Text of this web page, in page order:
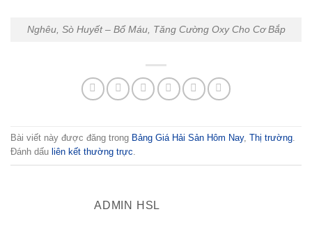
Nghêu, Sò Huyết – Bổ Máu, Tăng Cường Oxy Cho Cơ Bắp
Bài viết này được đăng trong Bảng Giá Hải Sản Hôm Nay, Thị trường.
Đánh dấu liên kết thường trực.
ADMIN HSL